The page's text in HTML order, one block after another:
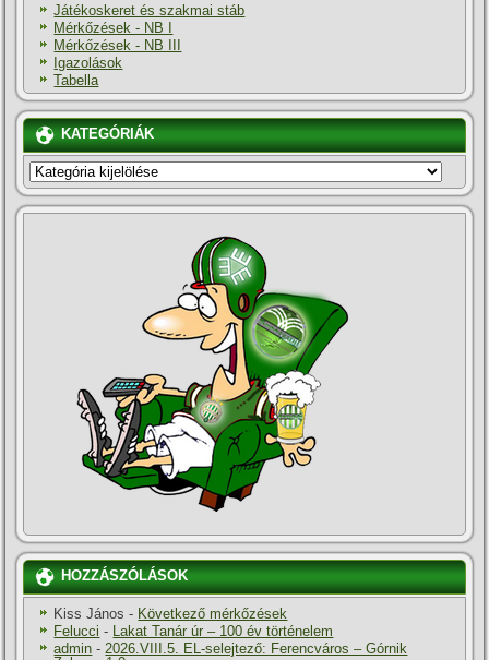
Játékoskeret és szakmai stáb
Mérkőzések - NB I
Mérkőzések - NB III
Igazolások
Tabella
KATEGÓRIÁK
KATEGÓRIÁK
HOZZÁSZÓLÁSOK
Kiss János - Következő mérkőzések
Felucci - Lakat Tanár úr – 100 év történelem
admin - 2026.VIII.5. EL-selejtező: Ferencváros – Górnik